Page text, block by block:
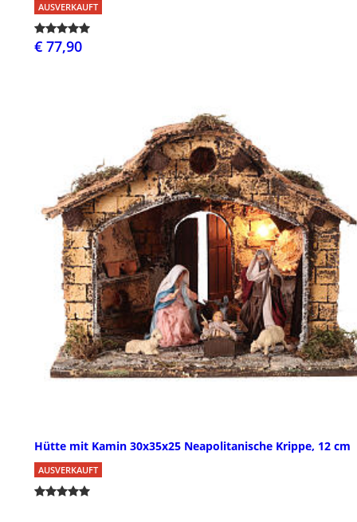
AUSVERKAUFT
€ 77,90
Hütte mit Kamin 30x35x25 Neapolitanische Krippe, 12 cm
AUSVERKAUFT